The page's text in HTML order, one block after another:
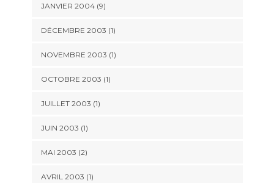
JANVIER 2004 (9)
DÉCEMBRE 2003 (1)
NOVEMBRE 2003 (1)
OCTOBRE 2003 (1)
JUILLET 2003 (1)
JUIN 2003 (1)
MAI 2003 (2)
AVRIL 2003 (1)